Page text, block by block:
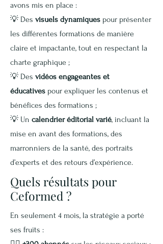
avons mis en place :
💡 Des visuels dynamiques pour présenter
les différentes formations de manière
claire et impactante, tout en respectant la
charte graphique ;
💡 Des vidéos engageantes et
éducatives pour expliquer les contenus et
bénéfices des formations ;
💡 Un calendrier éditorial varié, incluant la
mise en avant des formations, des
marronniers de la santé, des portraits
d’experts et des retours d’expérience.
Quels résultats pour
Ceformed ?
En seulement 4 mois, la stratégie a porté
ses fruits :